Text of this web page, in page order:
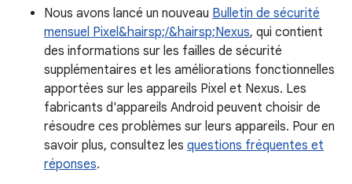
Nous avons lancé un nouveau Bulletin de sécurité
mensuel Pixel&hairsp;/&hairsp;Nexus, qui contient
des informations sur les failles de sécurité
supplémentaires et les améliorations fonctionnelles
apportées sur les appareils Pixel et Nexus. Les
fabricants d'appareils Android peuvent choisir de
résoudre ces problèmes sur leurs appareils. Pour en
savoir plus, consultez les questions fréquentes et
réponses.